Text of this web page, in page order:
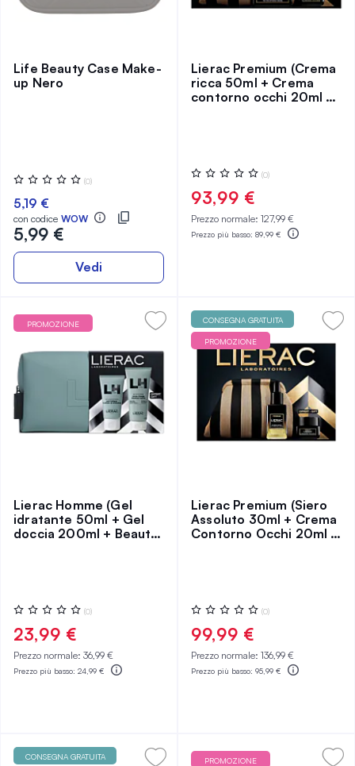
Life Beauty Case Make-
up Nero
Valutazione:
0%
(0)
5,19 €
con codice WOW
5,99 €
Vedi
Lierac Premium (Crema
ricca 50ml + Crema
contorno occhi 20ml +
Valutazione:
0%
(0)
93,99 €
Prezzo normale: 127,99 €
Prezzo più basso: 89,99 €
PROMOZIONE
Lierac Homme (Gel
idratante 50ml + Gel
doccia 200ml + Beauty
Valutazione:
0%
(0)
23,99 €
Prezzo normale: 36,99 €
Prezzo più basso: 24,99 €
CONSEGNA GRATUITA
PROMOZIONE
Lierac Premium (Siero
Assoluto 30ml + Crema
Contorno Occhi 20ml +
Valutazione:
0%
(0)
99,99 €
Prezzo normale: 136,99 €
Prezzo più basso: 95,99 €
CONSEGNA GRATUITA PROMOZIONE